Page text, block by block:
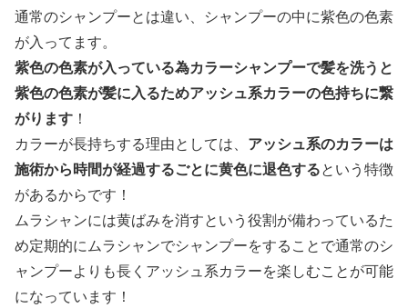
通常のシャンプーとは違い、シャンプーの中に紫色の色素
が入ってます。
紫色の色素が入っている為カラーシャンプーで髪を洗うと
紫色の色素が髪に入るためアッシュ系カラーの色持ちに繋
がります ！
カラーが長持ちする理由としては、 アッシュ系のカラーは
施術から時間が経過するごとに黄色に退色するという特徴
があるからです！
ムラシャンには黄ばみを消すという役割が備わっているた
め定期的にムラシャンでシャンプーをすることで通常のシ
ャンプーよりも長くアッシュ系カラーを楽しむことが可能
になっています！